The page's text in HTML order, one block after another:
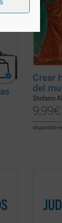
Crear
del
Stefano
9,99€
disponible
Los
lejano
Viena